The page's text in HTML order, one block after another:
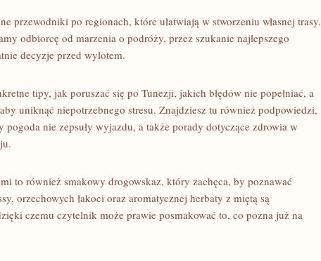
przewodniki po regionach, które ułatwiają w stworzeniu własnej trasy.
odbiorcę od marzenia o podróży, przez szukanie najlepszego
decyzje przed wylotem.
tipy, jak poruszać się po Tunezji, jakich błędów nie popełniać, a
uniknąć niepotrzebnego stresu. Znajdziesz tu również podpowiedzi,
pogoda nie zepsuły wyjazdu, a także porady dotyczące zdrowia w
to również smakowy drogowskaz, który zachęca, by poznawać
orzechowych łakoci oraz aromatycznej herbaty z miętą są
czemu czytelnik może prawie posmakować to, co pozna już na